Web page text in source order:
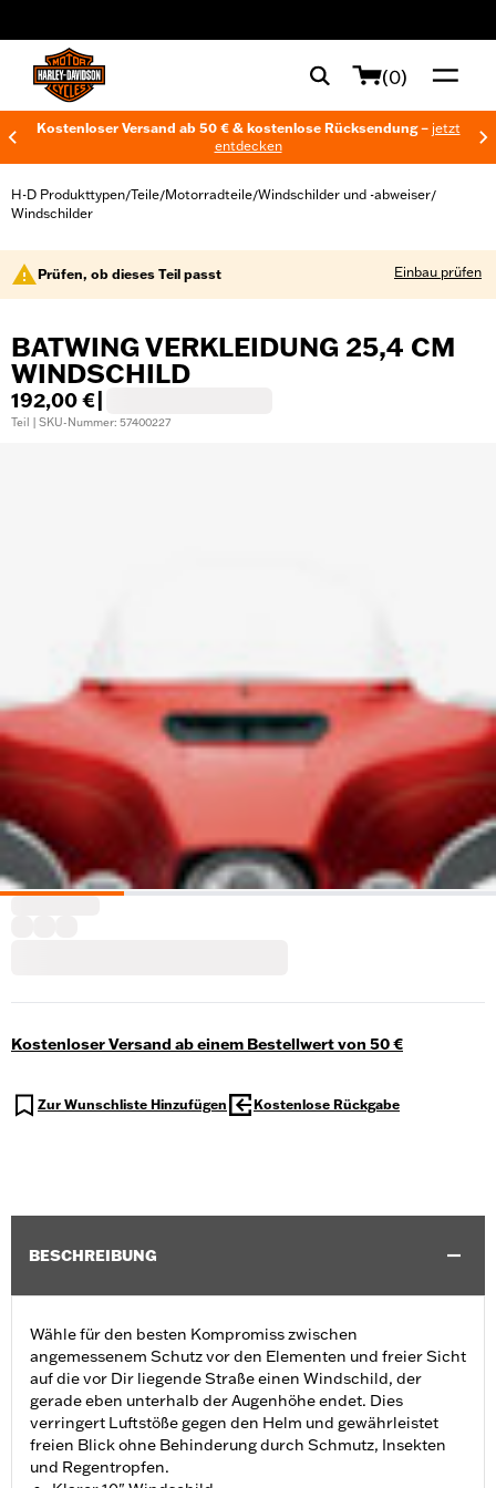
(0)
Kostenloser Versand ab 50 € & kostenlose Rücksendung – jetzt
entdecken
H-D Produkttypen/Teile/Motorradteile/Windschilder und -abweiser/
Windschilder
Prüfen, ob dieses Teil passt Einbau prüfen
BATWING VERKLEIDUNG 25,4 CM
WINDSCHILD
192,00 €
Teil | SKU-Nummer: 57400227
Kostenloser Versand ab einem Bestellwert von 50 €
Zur Wunschliste Hinzufügen Kostenlose Rückgabe
BESCHREIBUNG
Wähle für den besten Kompromiss zwischen
angemessenem Schutz vor den Elementen und freier Sicht
auf die vor Dir liegende Straße einen Windschild, der
gerade eben unterhalb der Augenhöhe endet. Dies
verringert Luftstöße gegen den Helm und gewährleistet
freien Blick ohne Behinderung durch Schmutz, Insekten
und Regentropfen.